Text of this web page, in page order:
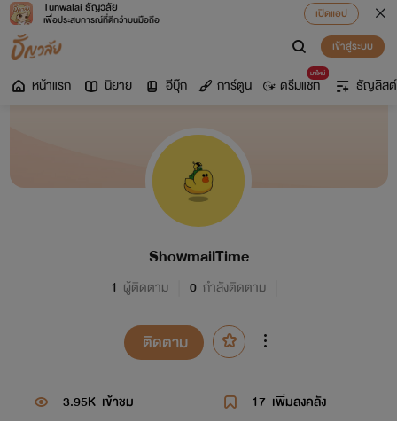
Tunwalai ธัญวลัย
เพื่อประสบการณ์ที่ดีกว่าบนมือถือ
เปิดแอป
เข้าสู่ระบบ
หน้าแรก นิยาย อีบุ๊ก การ์ตูน
มาใหม่
ดรีมแชท ธัญลิสต์
ShowmailTime
1 ผู้ติดตาม 0 กำลังติดตาม
ติดตาม
3.95K เข้าชม 17 เพิ่มลงคลัง